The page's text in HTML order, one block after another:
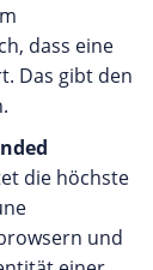
dass eine
Das gibt den
die höchste
und